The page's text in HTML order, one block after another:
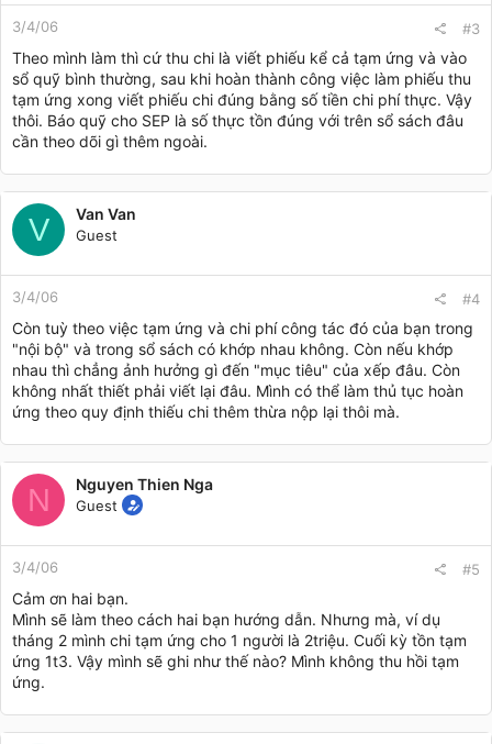
3/4/06 #3
Theo mình làm thì cứ thu chi là viết phiếu kể cả tạm ứng và vào
sổ quỹ bình thường, sau khi hoàn thành công việc làm phiếu thu
tạm ứng xong viết phiếu chi đúng bằng số tiền chi phí thực. Vậy
thôi. Báo quỹ cho SEP là số thực tồn đúng với trên sổ sách đâu
cần theo dõi gì thêm ngoài.
V Van Van
Guest
3/4/06 #4
Còn tuỳ theo việc tạm ứng và chi phí công tác đó của bạn trong
"nội bộ" và trong sổ sách có khớp nhau không. Còn nếu khớp
nhau thì chẳng ảnh hưởng gì đến "mục tiêu" của xếp đâu. Còn
không nhất thiết phải viết lại đâu. Mình có thể làm thủ tục hoàn
ứng theo quy định thiếu chi thêm thừa nộp lại thôi mà.
N Nguyen Thien Nga
Guest
3/4/06 #5
Cảm ơn hai bạn.
Mình sẽ làm theo cách hai bạn hướng dẫn. Nhưng mà, ví dụ
tháng 2 mình chi tạm ứng cho 1 người là 2triệu. Cuối kỳ tồn tạm
ứng 1t3. Vậy mình sẽ ghi như thế nào? Mình không thu hồi tạm
ứng.